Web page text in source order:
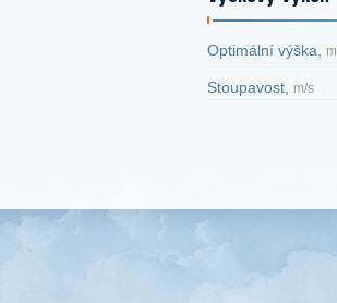
Optimální výška, m
Stoupavost, m/s